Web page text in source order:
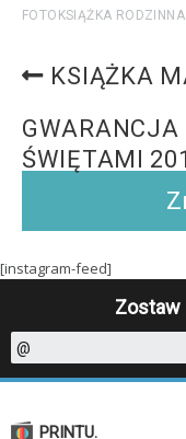
FOTOKSIĄŻKA RODZINNA
KSIĄŻKA
GWARANCJA
ŚWIĘTAMI
[instagram-feed]
Zostaw
PRINTU.